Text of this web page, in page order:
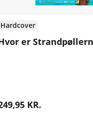
Hardcover
er
KR.